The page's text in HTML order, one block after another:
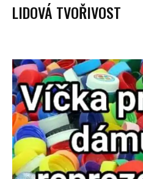
LIDOVÁ TVOŘIVOST